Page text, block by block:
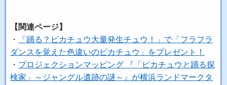
【関連ページ】
・
「踊る？ピカチュウ大量発生チュウ！」で「フラフラ
ダンスを覚えた色違いのピカチュウ」をプレゼント！
・ プロジェクションマッピング 『「ピカチュウと踊る探
検家」～ジャングル遺跡の謎～』が横浜ランドマークタ